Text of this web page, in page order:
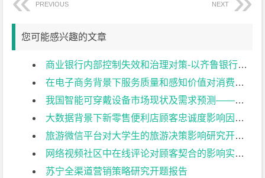
PREVIOUS NEXT
您可能感兴趣的文章
商业银行内部控制失效和治理对策-以齐鲁银行为例开题报告
在电子商务背景下服务质量和感知价值对消费者行为的影响开题报告
我国智能可穿戴设备市场现状及需求预测——以小米手环为例开题报告
大数据背景下新零售便利店顾客忠诚度影响因素实证分析–以天猫小店为例开题报告
旅游微信平台对大学生的旅游决策影响研究开题报告
网络视频社区中在线评论对顾客契合的影响实证研究开题报告
苏宁全渠道营销策略研究开题报告